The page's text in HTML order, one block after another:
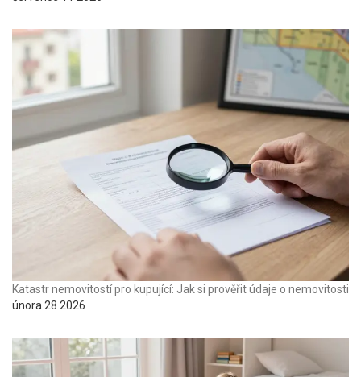
Katastr nemovitostí pro kupující: Jak si prověřit údaje o nemovitosti
února 28 2026